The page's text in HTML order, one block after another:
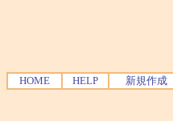
HOME HELP 新規作成